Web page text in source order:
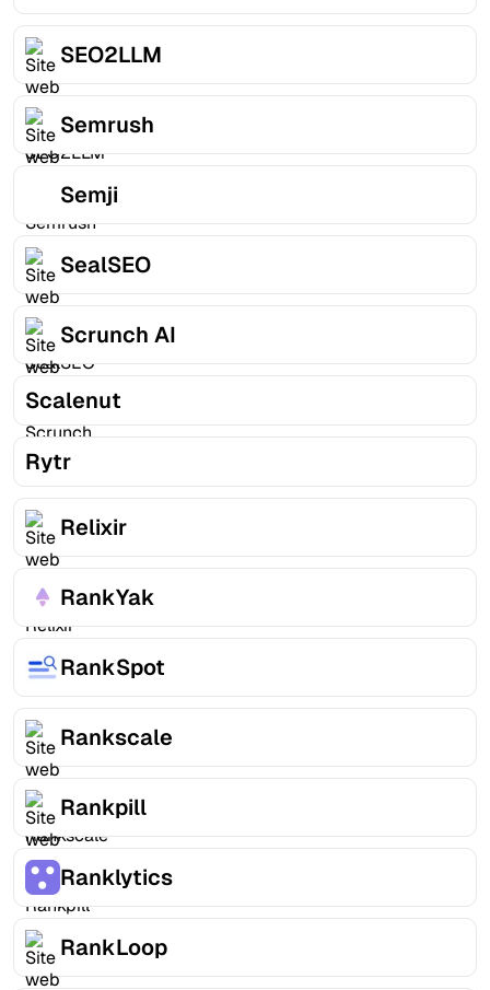
SEO2LLM
Semrush
Semji
SealSEO
Scrunch AI
Scalenut
Rytr
Relixir
RankYak
RankSpot
Rankscale
Rankpill
Ranklytics
RankLoop